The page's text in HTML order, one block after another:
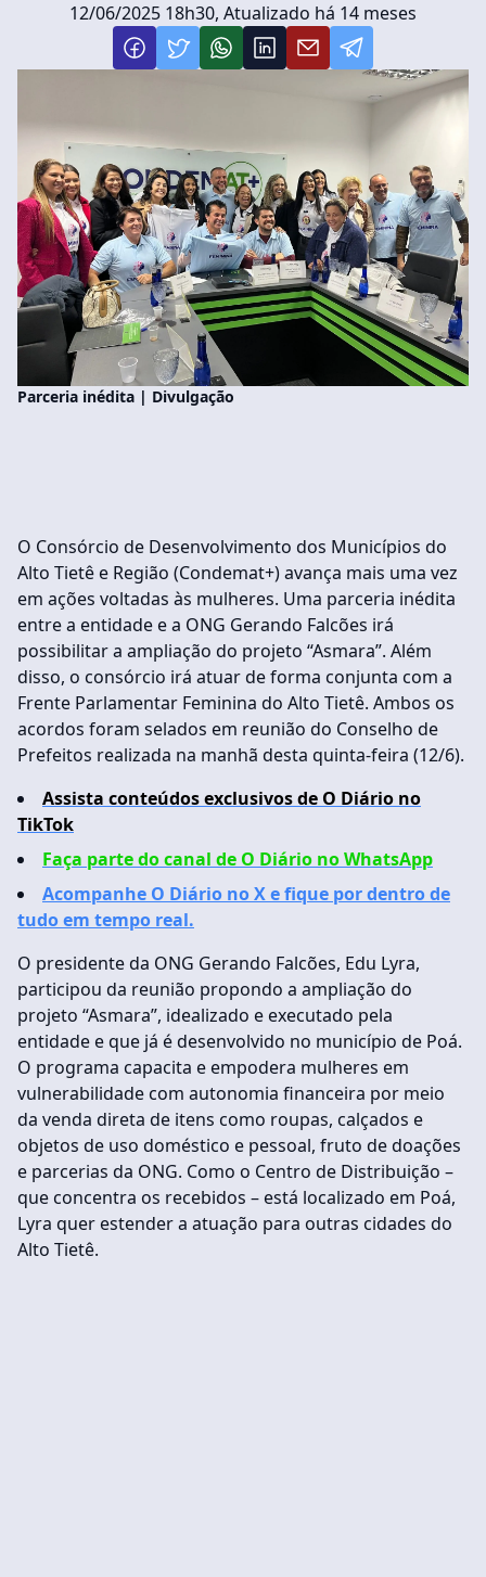
12/06/2025 18h30, Atualizado há 14 meses
Parceria inédita | Divulgação
O Consórcio de Desenvolvimento dos Municípios do
Alto Tietê e Região (Condemat+) avança mais uma vez
em ações voltadas às mulheres. Uma parceria inédita
entre a entidade e a ONG Gerando Falcões irá
possibilitar a ampliação do projeto “Asmara”. Além
disso, o consórcio irá atuar de forma conjunta com a
Frente Parlamentar Feminina do Alto Tietê. Ambos os
acordos foram selados em reunião do Conselho de
Prefeitos realizada na manhã desta quinta-feira (12/6).
Assista conteúdos exclusivos de O Diário no
TikTok
Faça parte do canal de O Diário no WhatsApp
Acompanhe O Diário no X e fique por dentro de
tudo em tempo real.
O presidente da ONG Gerando Falcões, Edu Lyra,
participou da reunião propondo a ampliação do
projeto “Asmara”, idealizado e executado pela
entidade e que já é desenvolvido no município de Poá.
O programa capacita e empodera mulheres em
vulnerabilidade com autonomia financeira por meio
da venda direta de itens como roupas, calçados e
objetos de uso doméstico e pessoal, fruto de doações
e parcerias da ONG. Como o Centro de Distribuição –
que concentra os recebidos – está localizado em Poá,
Lyra quer estender a atuação para outras cidades do
Alto Tietê.